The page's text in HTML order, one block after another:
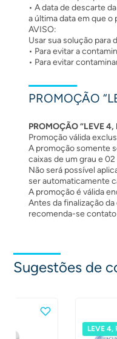
• A data de descarte
a última data em que
AVISO:
Usar sua solução para
• Para evitar a
• Para evitar
PROMOÇÃO
PROMOÇÃO “LEVE 4,
Promoção válida
A promoção somente
caixas de um grau e
Não será possível
ser automaticamente
A promoção é válida
Antes da finalização
recomenda-se
Sugestões de
LEVE 4,